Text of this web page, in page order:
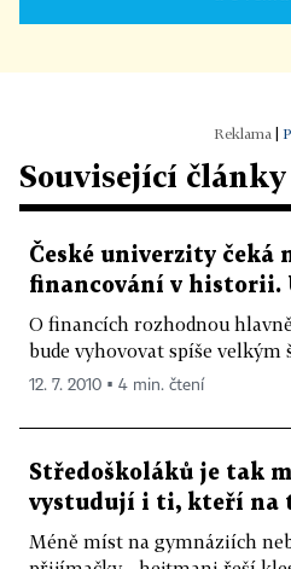
Související články
České univerzity čeká
financování v historii.
O financích rozhodnou
bude vyhovovat spíše velkým
12. 7. 2010 ▪ 4 min. čtení
Středoškoláků je tak
vystudují i ti, kteří na
Méně míst na gymnáziích